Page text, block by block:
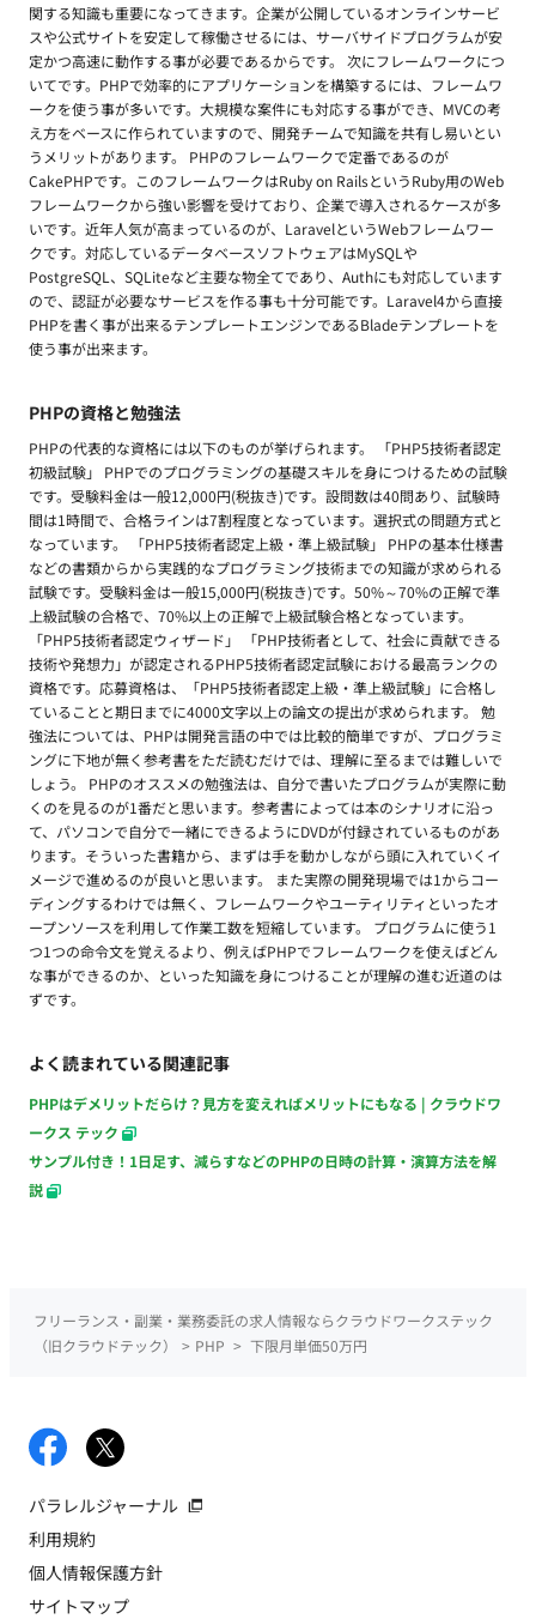
関する知識も重要になってきます。企業が公開しているオンラインサービ
スや公式サイトを安定して稼働させるには、サーバサイドプログラムが安
定かつ高速に動作する事が必要であるからです。 次にフレームワークにつ
いてです。PHPで効率的にアプリケーションを構築するには、フレームワ
ークを使う事が多いです。大規模な案件にも対応する事ができ、MVCの考
え方をベースに作られていますので、開発チームで知識を共有し易いとい
うメリットがあります。 PHPのフレームワークで定番であるのが
CakePHPです。このフレームワークはRuby on RailsというRuby用のWeb
フレームワークから強い影響を受けており、企業で導入されるケースが多
いです。近年人気が高まっているのが、LaravelというWebフレームワー
クです。対応しているデータベースソフトウェアはMySQLや
PostgreSQL、SQLiteなど主要な物全てであり、Authにも対応しています
ので、認証が必要なサービスを作る事も十分可能です。Laravel4から直接
PHPを書く事が出来るテンプレートエンジンであるBladeテンプレートを
使う事が出来ます。
PHPの資格と勉強法
PHPの代表的な資格には以下のものが挙げられます。 「PHP5技術者認定
初級試験」 PHPでのプログラミングの基礎スキルを身につけるための試験
です。受験料金は一般12,000円(税抜き)です。設問数は40問あり、試験時
間は1時間で、合格ラインは7割程度となっています。選択式の問題方式と
なっています。 「PHP5技術者認定上級・準上級試験」 PHPの基本仕様書
などの書類からから実践的なプログラミング技術までの知識が求められる
試験です。受験料金は一般15,000円(税抜き)です。50%～70%の正解で準
上級試験の合格で、70%以上の正解で上級試験合格となっています。
「PHP5技術者認定ウィザード」 「PHP技術者として、社会に貢献できる
技術や発想力」が認定されるPHP5技術者認定試験における最高ランクの
資格です。応募資格は、「PHP5技術者認定上級・準上級試験」に合格し
ていることと期日までに4000文字以上の論文の提出が求められます。 勉
強法については、PHPは開発言語の中では比較的簡単ですが、プログラミ
ングに下地が無く参考書をただ読むだけでは、理解に至るまでは難しいで
しょう。 PHPのオススメの勉強法は、自分で書いたプログラムが実際に動
くのを見るのが1番だと思います。参考書によっては本のシナリオに沿っ
て、パソコンで自分で一緒にできるようにDVDが付録されているものがあ
ります。そういった書籍から、まずは手を動かしながら頭に入れていくイ
メージで進めるのが良いと思います。 また実際の開発現場では1からコー
ディングするわけでは無く、フレームワークやユーティリティといったオ
ープンソースを利用して作業工数を短縮しています。 プログラムに使う1
つ1つの命令文を覚えるより、例えばPHPでフレームワークを使えばどん
な事ができるのか、といった知識を身につけることが理解の進む近道のは
ずです。
よく読まれている関連記事
PHPはデメリットだらけ？見方を変えればメリットにもなる | クラウドワ
ークス テック
サンプル付き！1日足す、減らすなどのPHPの日時の計算・演算方法を解
説
フリーランス・副業・業務委託の求人情報ならクラウドワークステック
（旧クラウドテック）
> PHP > 下限月単価50万円
パラレルジャーナル
利用規約
個人情報保護方針
サイトマップ